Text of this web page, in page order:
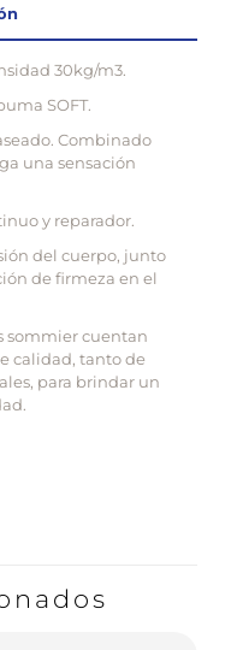
30kg/m3.
SOFT.
Combinado
una sensación
y reparador.
del cuerpo, junto
de firmeza en el
sommier cuentan
calidad, tanto de
para brindar un